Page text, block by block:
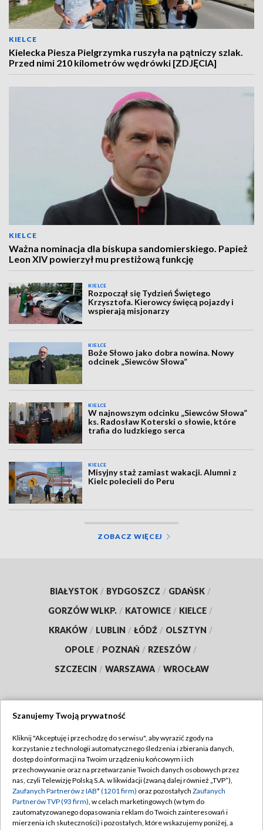
KIELCE
Kielecka Piesza Pielgrzymka ruszyła na pątniczy szlak.
Przed nimi 210 kilometrów wędrówki [ZDJĘCIA]
KIELCE
Ważna nominacja dla biskupa sandomierskiego. Papież
Leon XIV powierzył mu prestiżową funkcję
KIELCE
Rozpoczął się Tydzień Świętego
Krzysztofa. Kierowcy święcą pojazdy i
wspierają misjonarzy
KIELCE
Boże Słowo jako dobra nowina. Nowy
odcinek „Siewców Słowa”
KIELCE
W najnowszym odcinku „Siewców Słowa”
ks. Radosław Koterski o słowie, które
trafia do ludzkiego serca
KIELCE
Misyjny staż zamiast wakacji. Alumni z
Kielc polecieli do Peru
ZOBACZ WIĘCEJ
BIAŁYSTOK / BYDGOSZCZ / GDAŃSK /
GORZÓW WLKP. / KATOWICE / KIELCE /
KRAKÓW / LUBLIN / ŁÓDŹ / OLSZTYN /
OPOLE / POZNAŃ / RZESZÓW /
SZCZECIN / WARSZAWA / WROCŁAW
TVP
Abonament TVP
Emisja w TVP
Centrum informacji TVP
Naziemna Telewizja Cyfrowa
Regulamin TVP
Polityka prywatności
Moje zgody
Szanujemy Twoją prywatność
Kliknij "Akceptuję i przechodzę do serwisu", aby wyrazić zgody na
korzystanie z technologii automatycznego śledzenia i zbierania danych,
dostęp do informacji na Twoim urządzeniu końcowym i ich
przechowywanie oraz na przetwarzanie Twoich danych osobowych przez
nas, czyli Telewizję Polską S.A. w likwidacji (zwaną dalej również „TVP”),
Zaufanych Partnerów z IAB* (1201 firm) oraz pozostałych Zaufanych
Partnerów TVP (93 firm), w celach marketingowych (w tym do
zautomatyzowanego dopasowania reklam do Twoich zainteresowań i
mierzenia ich skuteczności) i pozostałych, które wskazujemy poniżej, a